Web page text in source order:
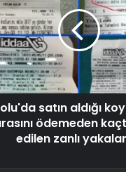
satın aldığı
ödemeden
edilen zanlı